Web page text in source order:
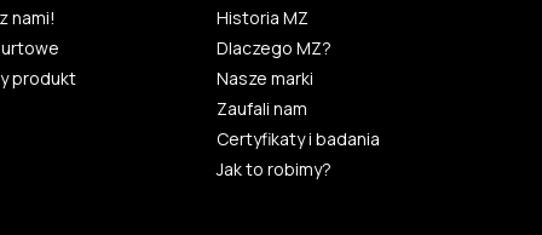
nami!
produkt
Historia MZ
Dlaczego MZ?
Nasze marki
Zaufali nam
Certyfikaty i badania
Jak to robimy?